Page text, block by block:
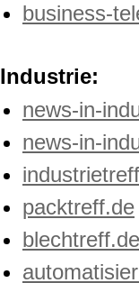
business-
Industrie:
news-in-
news-in-
packtreff.de
blechtreff.de